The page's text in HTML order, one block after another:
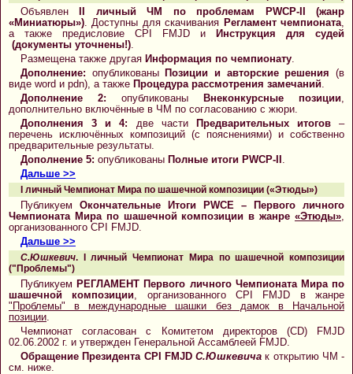
ОбъявленII личный ЧМ по проблемам PWCP-II (жанр
«Миниатюры») . Доступны для скачивания Регламент чемпионата
а также предисловие CPI FMJD и Инструкция для судей
(документы уточнены!)
Размещена также другая Информация по чемпионату
Дополнение: опубликованыПозиции и авторские решения (в
виде word и pdn), а также Процедура рассмотрения замечаний
Дополнение 2: опубликованы Внеконкурсные позиции
дополнительно включённые в ЧМ по согласованию с жюри.
Дополнения 3 и 4: две части Предварительных итогов–
перечень исключённых композиций (с пояснениями) и собственно
предварительные результаты.
Дополнение 5: опубликованы Полные итоги PWCP-II
Дальше >>
I личный Чемпионат Мира по шашечной композиции («Этюды»)
Публикуем Окончательные Итоги PWCE – Первого личного
Чемпионата Мира по шашечной композиции в жанре «Этюды»
организованного CPI FMJD.
Дальше >>
С.Юшкевич. I личный Чемпионат Мира по шашечной композиции
("Проблемы")
ПубликуемРЕГЛАМЕНТ Первого личного Чемпионата Мира по
шашечной композиции , организованного CPI FMJD в жанре
"Проблемы" в международные шашки без дамок в Начальной
позиции
Чемпионат согласован с Комитетом директоров (CD) FMJD
02.06.2002 г. и утвержден Генеральной Ассамблеей FMJD.
Обращение Президента CPI FMJD С.Юшкевича к открытию ЧМ -
см. ниже.